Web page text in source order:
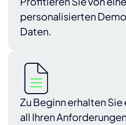
personalisierten
Daten.
Zu Beginn erhalten
all Ihren